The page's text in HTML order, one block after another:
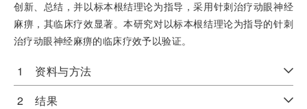
创新、总结，并以标本根结理论为指导，采用针刺治疗动眼神经
麻痹，其临床疗效显著。本研究对以标本根结理论为指导的针刺
治疗动眼神经麻痹的临床疗效予以验证。
1 资料与方法
2 结果